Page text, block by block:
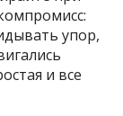
упор,
и все